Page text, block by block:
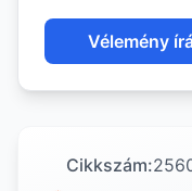
Vélemény
Cikkszám: